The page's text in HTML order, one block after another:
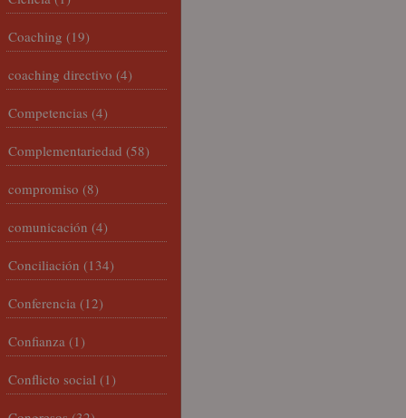
Coaching (19)
coaching directivo (4)
Competencias (4)
Complementariedad (58)
compromiso (8)
comunicación (4)
Conciliación (134)
Conferencia (12)
Confianza (1)
Conflicto social (1)